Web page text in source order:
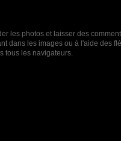
les photos et laisser des
dans les images ou à l'aide des
tous les navigateurs.